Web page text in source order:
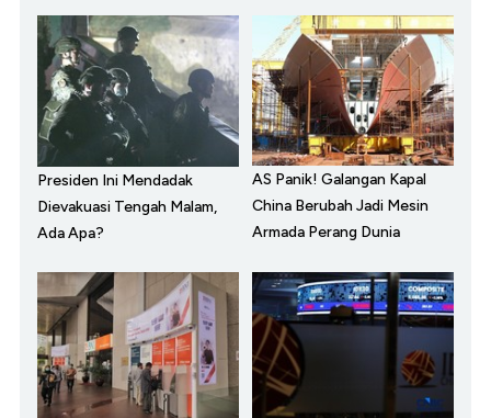
Presiden Ini Mendadak
Dievakuasi Tengah Malam,
Ada Apa?
AS Panik! Galangan Kapal
China Berubah Jadi Mesin
Armada Perang Dunia